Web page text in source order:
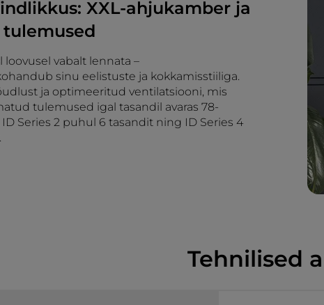
XXL-ahjukamber ja
loovusel vabalt lennata –
sinu eelistuste ja kokkamisstiiliga.
ja optimeeritud ventilatsiooni, mis
tulemused igal tasandil avaras 78-
Series 2 puhul 6 tasandit ning ID Series 4
Tehnilised